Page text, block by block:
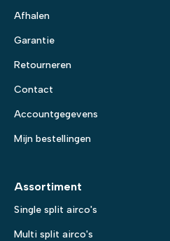
Afhalen
Garantie
Retourneren
Contact
Accountgegevens
Mijn bestellingen
Assortiment
Single split airco's
Multi split airco's